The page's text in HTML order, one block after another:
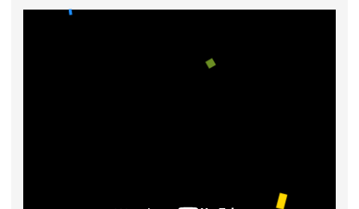
2026-08-06
公告115年桃園市運動會國小游泳比賽
公告-115年桃園市運動會國小